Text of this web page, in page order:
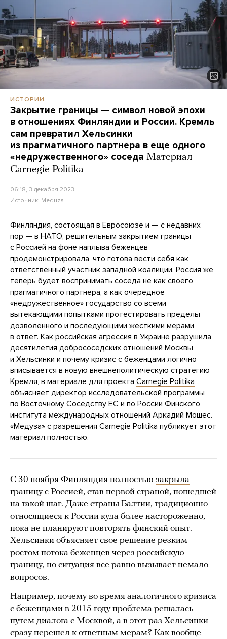
ИСТОРИИ
Закрытие границы — символ новой эпохи
в отношениях Финляндии и России. Кремль
сам превратил Хельсинки
из прагматичного партнера в еще одного
«недружественного» соседа Материал
Carnegie Politika
06:18, 3 декабря 2023
Источник: Meduza
Финляндия, состоящая в Евросоюзе и — с недавних
пор — в НАТО, решительным закрытием границы
с Россией на фоне наплыва беженцев
продемонстрировала, что готова вести себя как
ответственный участник западной коалиции. Россия же
теперь будет воспринимать соседа не как своего
прагматичного партнера, а как очередное
«недружественное» государство со всеми
вытекающими попытками протестировать пределы
дозволенного и последующими жесткими мерами
в ответ. Как российская агрессия в Украине разрушила
десятилетия добрососедских отношений Москвы
и Хельсинки и почему кризис с беженцами логично
вписывается в новую внешнеполитическую стратегию
Кремля, в материале для проекта Carnegie Politika
объясняет директор исследовательской программы
по Восточному Соседству ЕС и по России Финского
института международных отношений Аркадий Мошес.
«Медуза» с разрешения Carnegie Politika публикует этот
материал полностью.
С 30 ноября Финляндия полностью закрыла
границу с Россией, став первой страной, пошедшей
на такой шаг. Даже страны Балтии, традиционно
относящиеся к России куда более настороженно,
пока не планируют повторять финский опыт.
Хельсинки объясняет свое решение резким
ростом потока беженцев через российскую
границу, но ситуация все равно вызывает немало
вопросов.
Например, почему во время аналогичного кризиса
с беженцами в 2015 году проблема решалась
путем диалога с Москвой, а в этот раз Хельсинки
сразу перешел к ответным мерам? Как вообще